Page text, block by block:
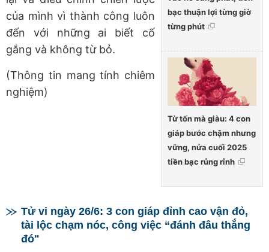
bạc thuận lợi từng giờ
từng phút
Từ tốn mà giàu: 4 con
giáp bước chậm nhưng
vững, nửa cuối 2025
tiền bạc rủng rỉnh
của mình vì thành công luôn
đến với những ai biết cố
gắng và không từ bỏ.
(Thông tin mang tính chiêm
nghiệm)
Tử vi ngày 26/6: 3 con giáp đỉnh cao vận đỏ,
tài lộc chạm nóc, công việc “đánh đâu thắng
đó"